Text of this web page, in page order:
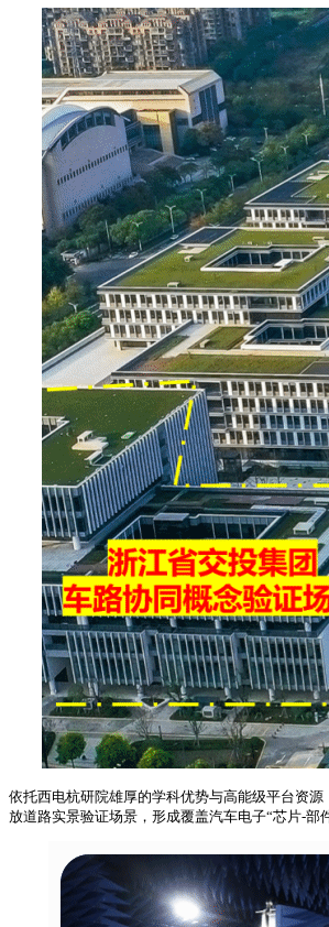
依托西电杭研院雄厚的学科优势与高能级平台资
放道路实景验证场景，形成覆盖汽车电子“芯片-部